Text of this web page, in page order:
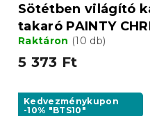
Sötétben világító
takaró PAINTY
Raktáron (10 db)
5 373 Ft
Kedvezménykupon
-10% "BTS10"